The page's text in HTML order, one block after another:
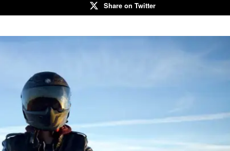
Share on Twitter